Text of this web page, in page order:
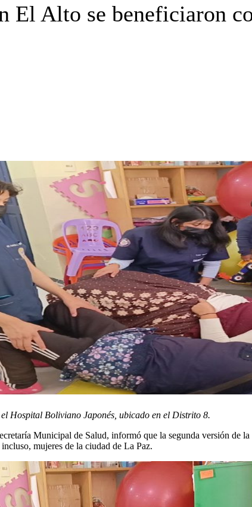
El Alto se beneficiaron
Hospital Boliviano Japonés, ubicado en el Distrito 8.
Municipal de Salud, informó que la segunda versión de
mujeres de la ciudad de La Paz.